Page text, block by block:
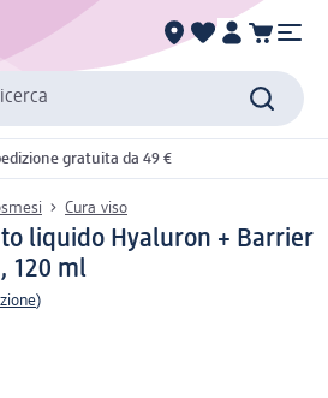
gratuita da 49 €
Cura viso
liquido Hyaluron + Barrier
120 ml
)